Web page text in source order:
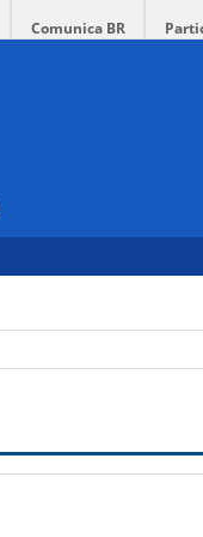
Comunica BR